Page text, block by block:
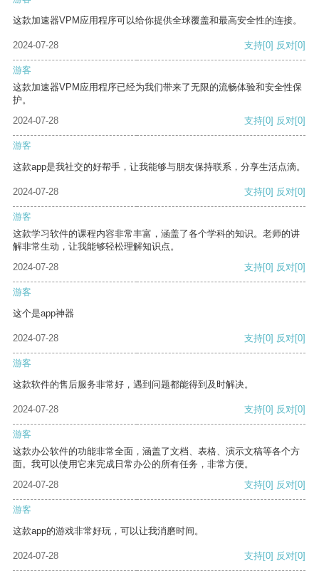
这款加速器VPM应用程序可以给你提供全球覆盖和最高安全性的连接。
2024-07-28 支持[0] 反对[0]
游客
这款加速器VPM应用程序已经为我们带来了无限的流畅体验和安全性保
护。
2024-07-28
支持[0] 反对[0]
游客
这款app是我社交的好帮手，让我能够与朋友保持联系，分享生活点滴。
2024-07-28 支持[0] 反对[0]
游客
这款学习软件的课程内容非常丰富，涵盖了各个学科的知识。老师的讲
解非常生动，让我能够轻松理解知识点。
2024-07-28
支持[0] 反对[0]
游客
这个是app神器
2024-07-28 支持[0] 反对[0]
游客
这款软件的售后服务非常好，遇到问题都能得到及时解决。
2024-07-28 支持[0] 反对[0]
游客
这款办公软件的功能非常全面，涵盖了文档、表格、演示文稿等各个方
面。我可以使用它来完成日常办公的所有任务，非常方便。
2024-07-28
支持[0] 反对[0]
游客
这款app的游戏非常好玩，可以让我消磨时间。
2024-07-28 支持[0] 反对[0]